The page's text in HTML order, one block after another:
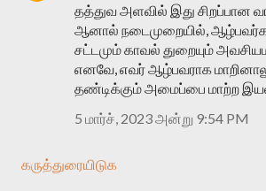
தத்துவ அளவில் இது சிறப்பான
ஆனால் நடைமுறையில்,
சட்டமும் காவல் துறையும்
எனவே, எவர் ஆழ்பவராக
தண்டிக்கும் அமைப்பை மாற்ற
5 மார்ச், 2023 அன்று 9:54 PM
கருத்துரையிடுக